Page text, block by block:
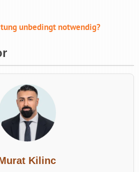
unbedingt notwendig?
Kilinc